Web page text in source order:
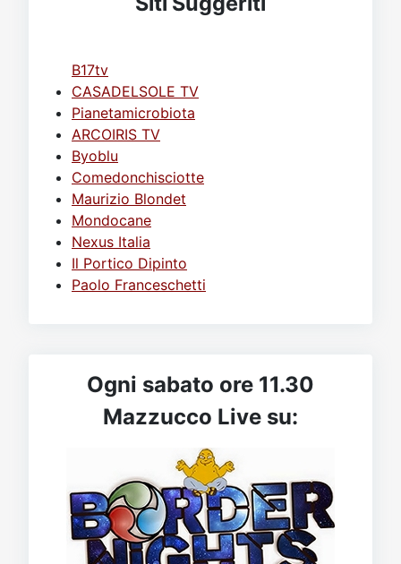
B17tv
CASADELSOLE TV
Pianetamicrobiota
ARCOIRIS TV
Byoblu
Comedonchisciotte
Maurizio Blondet
Mondocane
Nexus Italia
Il Portico Dipinto
Paolo Franceschetti
Ogni sabato ore 11.30
Mazzucco Live su: